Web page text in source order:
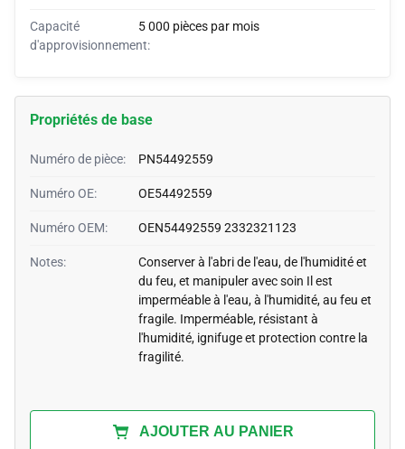
Capacité
d'approvisionnement:
5 000 pièces par mois
Propriétés de base
Numéro de pièce: PN54492559
Numéro OE: OE54492559
Numéro OEM: OEN54492559 2332321123
Notes:
Conserver à l'abri de l'eau, de l'humidité et
du feu, et manipuler avec soin Il est
imperméable à l'eau, à l'humidité, au feu et
fragile. Imperméable, résistant à
l'humidité, ignifuge et protection contre la
fragilité.
AJOUTER AU PANIER